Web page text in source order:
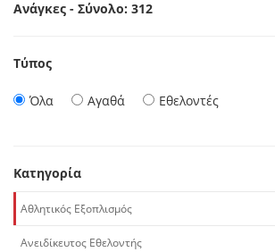
Ανάγκες - Σύνολο: 312
Τύπος
Όλα Αγαθά Εθελοντές
Κατηγορία
Αθλητικός Εξοπλισμός
Ανειδίκευτος Εθελοντής